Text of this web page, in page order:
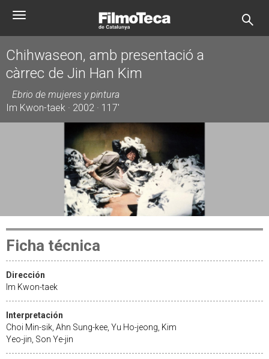
Toggle
Chihwaseon, amb presentació a
càrrec de Jin Han Kim
Ebrio de mujeres y pintura
Im Kwon-taek · 2002 · 117'
Ficha técnica
Dirección
Im Kwon-taek
Interpretación
Choi Min-sik, Ahn Sung-kee, Yu Ho-jeong, Kim
Yeo-jin, Son Ye-jin